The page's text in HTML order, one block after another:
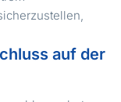
auf der